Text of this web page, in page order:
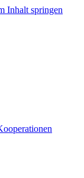
Inhalt springen